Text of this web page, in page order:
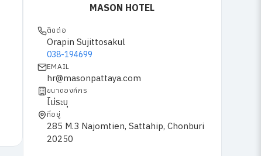
MASON HOTEL
ติดต่อ
Orapin Sujittosakul
038-194699
EMAIL
hr@masonpattaya.com
ขนาดองค์กร
ไม่ระบุ
ที่อยู่
285 M.3 Najomtien, Sattahip, Chonburi
20250